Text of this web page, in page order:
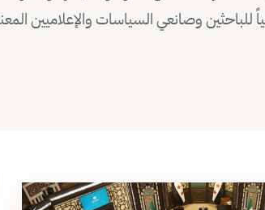
للباحثين وصانعي السياسات والإعلاميين